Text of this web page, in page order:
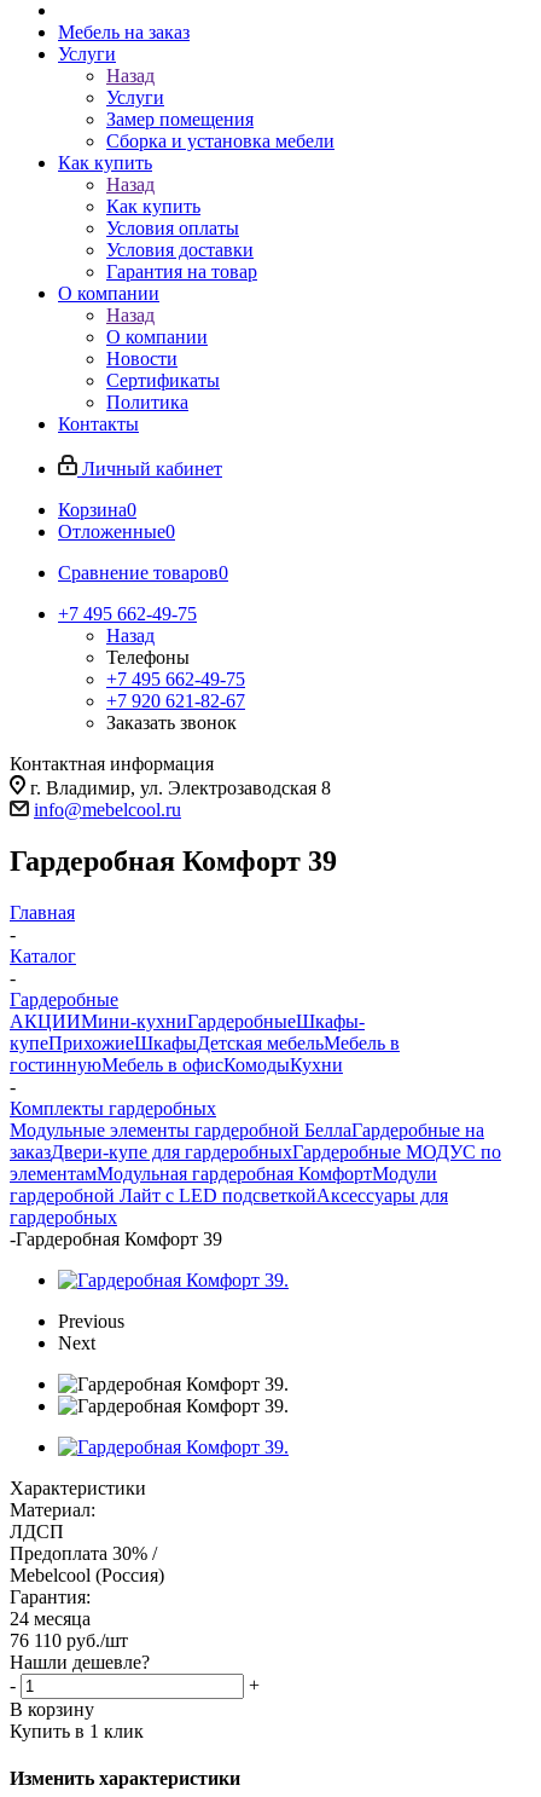
Мебель на заказ
Услуги
Назад
Услуги
Замер помещения
Сборка и установка мебели
Как купить
Назад
Как купить
Условия оплаты
Условия доставки
Гарантия на товар
О компании
Назад
О компании
Новости
Сертификаты
Политика
Контакты
Личный кабинет
Корзина0
Отложенные0
Сравнение товаров0
+7 495 662-49-75
Назад
Телефоны
+7 495 662-49-75
+7 920 621-82-67
Заказать звонок
Контактная информация
г. Владимир, ул. Электрозаводская 8
info@mebelcool.ru
Гардеробная Комфорт 39
Главная
-
Каталог
-
Гардеробные
АКЦИИМини-кухниГардеробныеШкафы-
купеПрихожиеШкафыДетская мебельМебель в
гостиннуюМебель в офисКомодыКухни
-
Комплекты гардеробных
Модульные элементы гардеробной БеллаГардеробные на
заказДвери-купе для гардеробныхГардеробные МОДУС по
элементамМодульная гардеробная КомфортМодули
гардеробной Лайт с LED подсветкойАксессуары для
гардеробных
-Гардеробная Комфорт 39
Previous
Next
Характеристики
Материал:
ЛДСП
Предоплата 30% /
Mebelcool (Россия)
Гарантия:
24 месяца
76 110 руб./шт
Нашли дешевле?
-
+
В корзину
Купить в 1 клик
Изменить характеристики